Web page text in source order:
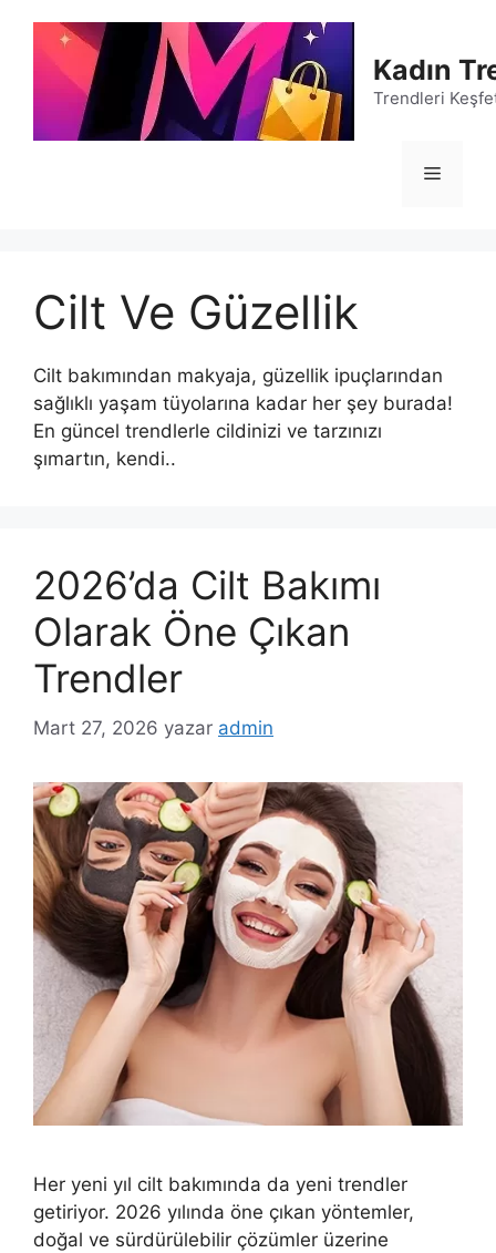
Kadın
Trendleri
Menü
Cilt Ve Güzellik
Cilt bakımından makyaja, güzellik ipuçlarından
sağlıklı yaşam tüyolarına kadar her şey burada!
En güncel trendlerle cildinizi ve tarzınızı
şımartın, kendi..
2026’da Cilt Bakımı
Olarak Öne Çıkan
Trendler
Mart 27, 2026 yazar admin
Her yeni yıl cilt bakımında da yeni trendler
getiriyor. 2026 yılında öne çıkan yöntemler,
doğal ve sürdürülebilir çözümler üzerine